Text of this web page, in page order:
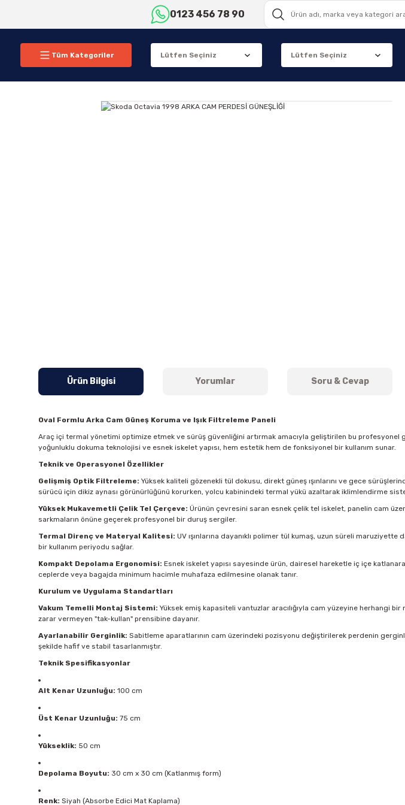
0123 456 78 90
Tüm Kategoriler
Ürün Bilgisi Yorumlar Soru & Cevap
Oval Formlu Arka Cam Güneş Koruma ve Işık Filtreleme Paneli
Araç içi termal yönetimi optimize etmek ve sürüş güvenliğini artırmak amacıyla geliştirilen bu
yoğunluklu dokuma teknolojisi ve esnek iskelet yapısı, hem estetik hem de fonksiyonel bir kullanım sunar.
Teknik ve Operasyonel Özellikler
Gelişmiş Optik Filtreleme: Yüksek kaliteli gözenekli tül dokusu, direkt güneş ışınlarını ve gece
sürücü için dikiz aynası görünürlüğünü korurken, yolcu kabinindeki termal yükü azaltarak iklimlendirme
Yüksek Mukavemetli Çelik Tel Çerçeve: Ürünün çevresini saran esnek çelik tel iskelet, panelin cam
sarkmaların önüne geçerek profesyonel bir duruş sergiler.
Termal Direnç ve Materyal Kalitesi: UV ışınlarına dayanıklı polimer tül kumaş, uzun süreli
bir kullanım periyodu sağlar.
Kompakt Depolama Ergonomisi: Esnek iskelet yapısı sayesinde ürün, dairesel hareketle iç içe
ceplerde veya bagajda minimum hacimle muhafaza edilmesine olanak tanır.
Kurulum ve Uygulama Standartları
Vakum Temelli Montaj Sistemi: Yüksek emiş kapasiteli vantuzlar aracılığıyla cam yüzeyine herhangi
zarar vermeyen "tak-kullan" prensibine dayanır.
Ayarlanabilir Gerginlik: Sabitleme aparatlarının cam üzerindeki pozisyonu değiştirilerek perdenin
şekilde hafif ve stabil tasarlanmıştır.
Teknik Spesifikasyonlar
Alt Kenar Uzunluğu: 100 cm
Üst Kenar Uzunluğu: 75 cm
Yükseklik: 50 cm
Depolama Boyutu: 30 cm x 30 cm (Katlanmış form)
Renk: Siyah (Absorbe Edici Mat Kaplama)